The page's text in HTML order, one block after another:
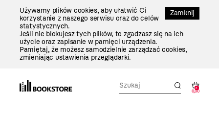
Zamknij
Używamy plików cookies, aby ułatwić Ci
korzystanie z naszego serwisu oraz do celów
statystycznych.
Jeśli nie blokujesz tych plików, to zgadzasz się na ich
użycie oraz zapisanie w pamięci urządzenia.
Pamiętaj, że możesz samodzielnie zarządzać cookies,
zmieniając ustawienia przeglądarki.
0
0,00